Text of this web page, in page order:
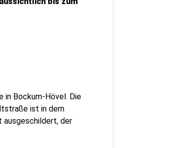
in Bockum-Hövel. Die
ist in dem
ausgeschildert, der